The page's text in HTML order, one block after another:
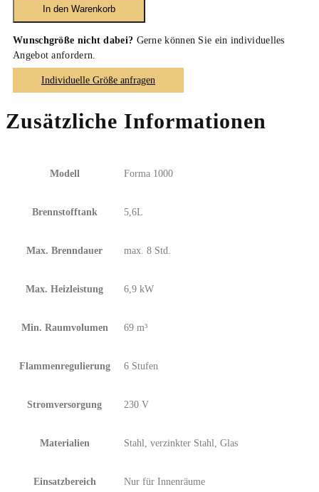
In den Warenkorb
Wunschgröße nicht dabei? Gerne können Sie ein individuelles
Angebot anfordern.
Individuelle Größe anfragen
Zusätzliche Informationen
Modell Forma 1000
Brennstofftank 5,6L
Max. Brenndauer max. 8 Std.
Max. Heizleistung 6,9 kW
Min. Raumvolumen 69 m³
Flammenregulierung 6 Stufen
Stromversorgung 230 V
Materialien Stahl, verzinkter Stahl, Glas
Einsatzbereich Nur für Innenräume